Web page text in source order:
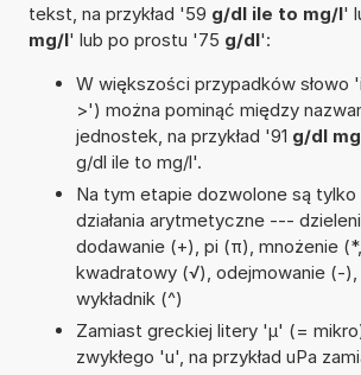
tekst, na przykład '59 g/dl ile to mg/l'
mg/l' lub po prostu '75 g/dl':
W większości przypadków
>') można pominąć między
jednostek, na przykład '91 g/dl
g/dl ile to mg/l'.
Na tym etapie dozwolone są
działania arytmetyczne ---
dodawanie (+), pi (π), mnożenie
kwadratowy (√), odejmowanie (-),
wykładnik (^)
Zamiast greckiej litery 'µ' (=
zwykłego 'u', na przykład uPa